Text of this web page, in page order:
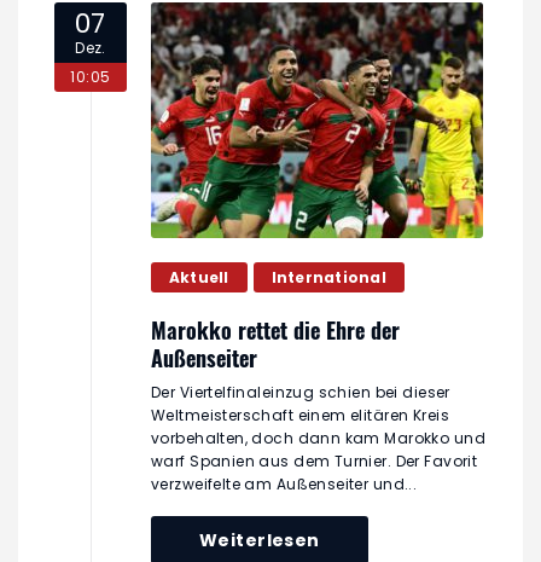
07
Dez.
10:05
Aktuell International
Marokko rettet die Ehre der
Außenseiter
Der Viertelfinaleinzug schien bei dieser
Weltmeisterschaft einem elitären Kreis
vorbehalten, doch dann kam Marokko und
warf Spanien aus dem Turnier. Der Favorit
verzweifelte am Außenseiter und...
Weiterlesen